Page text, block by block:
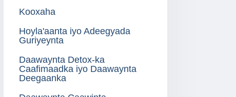
Kooxaha
Hoyla'aanta iyo Adeegyada
Guriyeynta
Daawaynta Detox-ka
Caafimaadka iyo Daawaynta
Deegaanka